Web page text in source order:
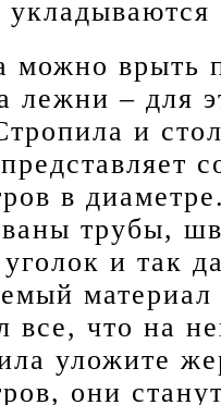
укладываются
можно врыть
лежни – для
и
в
трубы,
и так
все, что на
уложите
они